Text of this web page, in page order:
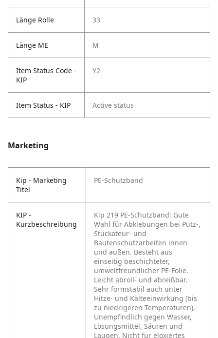
Länge Rolle 33
Länge ME M
Item Status Code -
KIP
Y2
Item Status - KIP Active status
Marketing
Kip - Marketing
Titel
PE-Schutzband
KIP -
Kurzbeschreibung
Kip 219 PE-Schutzband: Gute
Wahl für Abklebungen bei Putz-,
Stuckateur- und
Bautenschutzarbeiten innen
und außen. Besteht aus
einseitig beschichteter,
umweltfreundlicher PE-Folie.
Leicht abroll- und abreißbar.
Sehr formstabil auch unter
Hitze- und Kälteeinwirkung (bis
zu niedrigeren Temperaturen).
Unempfindlich gegen Wasser,
Lösungsmittel, Säuren und
Laugen. Nicht für eloxiertes